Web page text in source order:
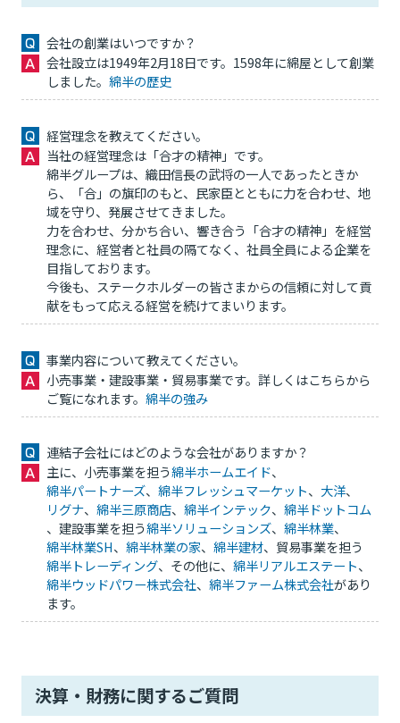
会社の創業はいつですか？
会社設立は1949年2月18日です。1598年に綿屋として創業
しました。 綿半の歴史
経営理念を教えてください。
当社の経営理念は「合才の精神」です。
綿半グループは、織田信長の武将の一人であったときか
ら、「合」の旗印のもと、民家臣とともに力を合わせ、地
域を守り、発展させてきました。
力を合わせ、分かち合い、響き合う「合才の精神」を経営
理念に、経営者と社員の隔てなく、社員全員による企業を
目指しております。
今後も、ステークホルダーの皆さまからの信頼に対して貢
献をもって応える経営を続けてまいります。
事業内容について教えてください。
小売事業・建設事業・貿易事業です。詳しくはこちらから
ご覧になれます。 綿半の強み
連結子会社にはどのような会社がありますか？
主に、小売事業を担う綿半ホームエイド、
綿半パートナーズ、 綿半フレッシュマーケット、 大洋、
リグナ、 綿半三原商店、 綿半インテック、 綿半ドットコム
、建設事業を担う綿半ソリューションズ、 綿半林業、
綿半林業SH、 綿半林業の家、 綿半建材、貿易事業を担う
綿半トレーディング、その他に、 綿半リアルエステート、
綿半ウッドパワー株式会社、 綿半ファーム株式会社があり
ます。
決算・財務に関するご質問